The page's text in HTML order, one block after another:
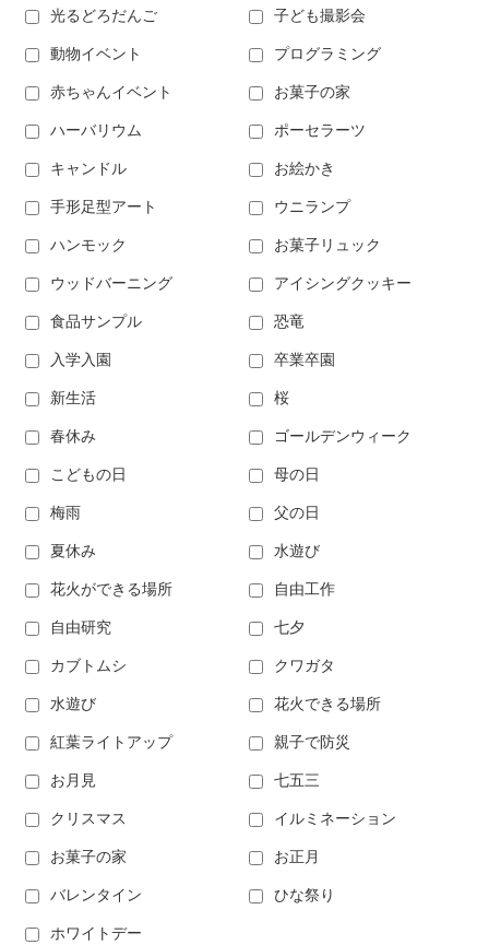
光るどろだんご 子ども撮影会
動物イベント プログラミング
赤ちゃんイベント お菓子の家
ハーバリウム ポーセラーツ
キャンドル お絵かき
手形足型アート ウニランプ
ハンモック お菓子リュック
ウッドバーニング アイシングクッキー
食品サンプル 恐竜
入学入園 卒業卒園
新生活 桜
春休み ゴールデンウィーク
こどもの日 母の日
梅雨 父の日
夏休み 水遊び
花火ができる場所 自由工作
自由研究 七夕
カブトムシ クワガタ
水遊び 花火できる場所
紅葉ライトアップ 親子で防災
お月見 七五三
クリスマス イルミネーション
お菓子の家 お正月
バレンタイン ひな祭り
ホワイトデー